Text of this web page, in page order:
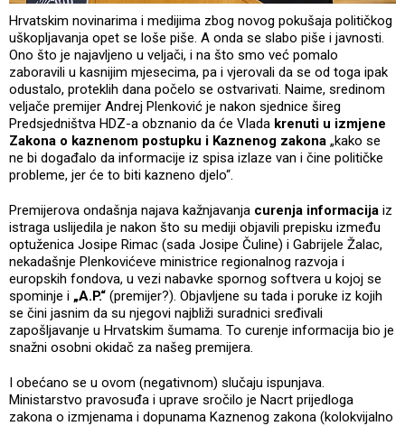
Hrvatskim novinarima i medijima zbog novog pokušaja političkog
uškopljavanja opet se loše piše. A onda se slabo piše i javnosti.
Ono što je najavljeno u veljači, i na što smo već pomalo
zaboravili u kasnijim mjesecima, pa i vjerovali da se od toga ipak
odustalo, proteklih dana počelo se ostvarivati. Naime, sredinom
veljače premijer Andrej Plenković je nakon sjednice šireg
Predsjedništva HDZ-a obznanio da će Vlada krenuti u izmjene
Zakona o kaznenom postupku i Kaznenog zakona „kako se
ne bi događalo da informacije iz spisa izlaze van i čine političke
probleme, jer će to biti kazneno djelo“.
Premijerova ondašnja najava kažnjavanja curenja informacija iz
istraga uslijedila je nakon što su mediji objavili prepisku između
optuženica Josipe Rimac (sada Josipe Čuline) i Gabrijele Žalac,
nekadašnje Plenkovićeve ministrice regionalnog razvoja i
europskih fondova, u vezi nabavke spornog softvera u kojoj se
spominje i „A.P.“ (premijer?). Objavljene su tada i poruke iz kojih
se čini jasnim da su njegovi najbliži suradnici sređivali
zapošljavanje u Hrvatskim šumama. To curenje informacija bio je
snažni osobni okidač za našeg premijera.
I obećano se u ovom (negativnom) slučaju ispunjava.
Ministarstvo pravosuđa i uprave sročilo je Nacrt prijedloga
zakona o izmjenama i dopunama Kaznenog zakona (kolokvijalno